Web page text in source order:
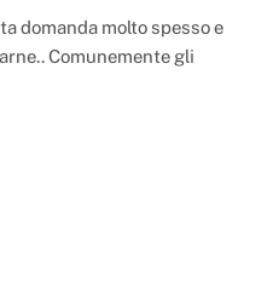
domanda molto spesso e
Comunemente gli